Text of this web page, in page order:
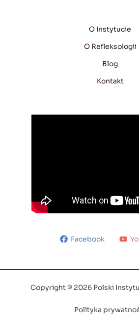
O Instytucie
O Refleksologii
Blog
Kontakt
Facebook
Copyright © 2026 Polski
Polityka